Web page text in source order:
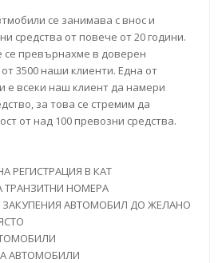
се занимава с внос и
средства от повече от 20 години.
се превърнахме в доверен
3500 наши клиенти. Една от
е всеки наш клиент да намери
за това се стремим да
от над 100 превозни средства.
РЕГИСТРАЦИЯ В КАТ
ТРАНЗИТНИ НОМЕРА
ЗАКУПЕНИЯ АВТОМОБИЛ ДО ЖЕЛАНО
АВТОМОБИЛИ